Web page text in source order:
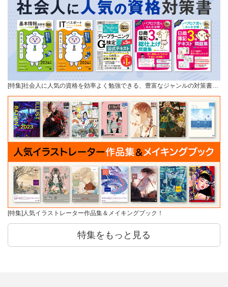
[特集]社会人に人気の資格を効率よく勉強できる、豊富なジャンルの対策書…
[特集]人気イラストレーター作品集＆メイキングブック！
特集をもっと見る